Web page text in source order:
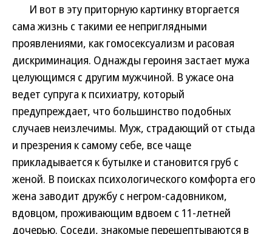
И вот в эту приторную картинку вторгается
сама жизнь с такими ее неприглядными
проявлениями, как гомосексуализм и расовая
дискриминация. Однажды героиня застает мужа
целующимся с другим мужчиной. В ужасе она
ведет супруга к психиатру, который
предупреждает, что большинство подобных
случаев неизлечимы. Муж, страдающий от стыда
и презрения к самому себе, все чаще
прикладывается к бутылке и становится груб с
женой. В поисках психологического комфорта его
жена заводит дружбу с негром-садовником,
вдовцом, проживающим вдвоем с 11-летней
дочерью. Соседи, знакомые перешептываются в